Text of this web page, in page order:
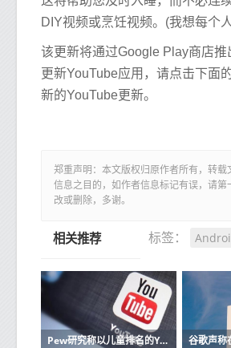
DIY视频或烹饪视频。(我想每个
该更新将通过Google Play商店推
更新YouTube应用，请点击下面
新的YouTube更新。
郑重声明：本文版权归原作者所有，转载
信息之目的，如作者信息标记有误，请第
改或删除，多谢。
标签：
相关推荐
Pew研究称以儿童排名的YouTube视频排名最高